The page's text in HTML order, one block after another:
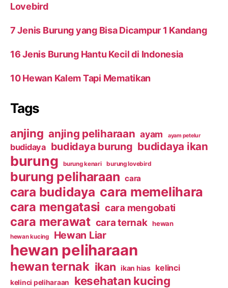
Lovebird
7 Jenis Burung yang Bisa Dicampur 1 Kandang
16 Jenis Burung Hantu Kecil di Indonesia
10 Hewan Kalem Tapi Mematikan
Tags
anjing anjing peliharaan ayam ayam petelur
budidaya budidaya burung budidaya ikan
burung burung kenari burung lovebird
burung peliharaan cara
cara budidaya cara memelihara
cara mengatasi cara mengobati
cara merawat cara ternak hewan
hewan kucing Hewan Liar
hewan peliharaan
hewan ternak ikan ikan hias kelinci
kelinci peliharaan kesehatan kucing